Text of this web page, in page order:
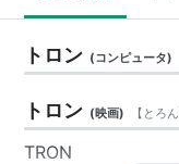
トロン (コンピュータ)
トロン (映画) 【 とろん
TRON